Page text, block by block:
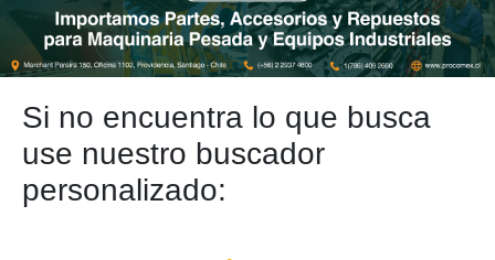
Si no encuentra lo que busca
use nuestro buscador
personalizado: